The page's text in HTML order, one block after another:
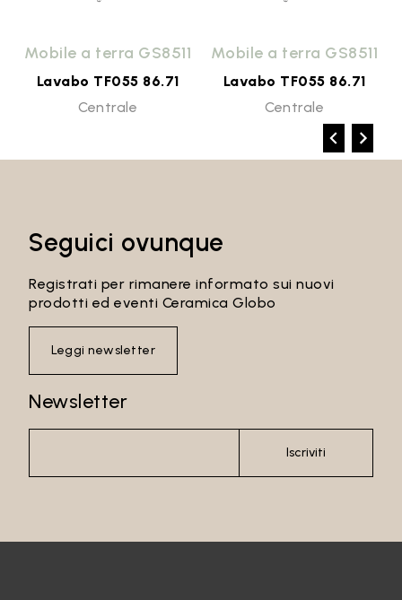
Mobile a terra GS8511
Lavabo TF055 86.71
Centrale
Mobile a terra GS8511
Lavabo TF055 86.71
Centrale
Seguici ovunque
Registrati per rimanere informato sui nuovi
prodotti ed eventi Ceramica Globo
Leggi newsletter
Newsletter
Iscriviti